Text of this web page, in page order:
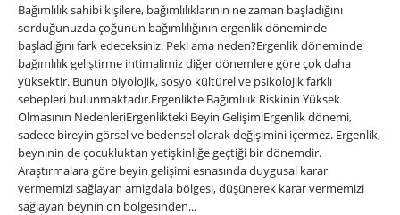
Bağımlılık sahibi kişilere, bağımlılıklarının ne zaman başladığını
sorduğunuzda çoğunun bağımlılığının ergenlik döneminde
başladığını fark edeceksiniz. Peki ama neden?Ergenlik döneminde
bağımlılık geliştirme ihtimalimiz diğer dönemlere göre çok daha
yüksektir. Bunun biyolojik, sosyo kültürel ve psikolojik farklı
sebepleri bulunmaktadır.Ergenlikte Bağımlılık Riskinin Yüksek
Olmasının NedenleriErgenlikteki Beyin GelişimiErgenlik dönemi,
sadece bireyin görsel ve bedensel olarak değişimini içermez. Ergenlik,
beyninin de çocukluktan yetişkinliğe geçtiği bir dönemdir.
Araştırmalara göre beyin gelişimi esnasında duygusal karar
vermemizi sağlayan amigdala bölgesi, düşünerek karar vermemizi
sağlayan beynin ön bölgesinden...